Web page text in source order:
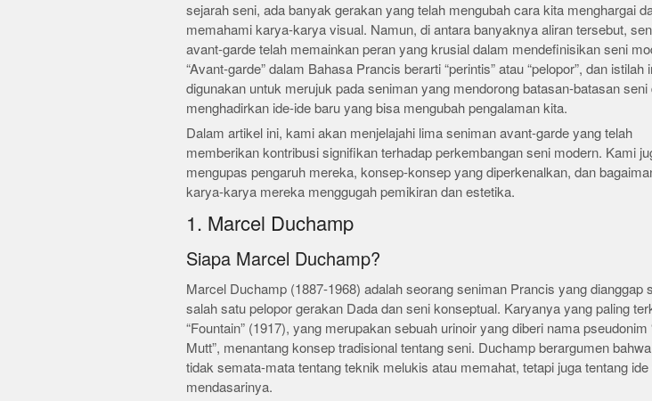
sejarah seni, ada banyak gerakan yang telah mengubah cara kita menghargai
memahami karya-karya visual. Namun, di antara banyaknya aliran tersebut,
avant-garde telah memainkan peran yang krusial dalam mendefinisikan seni
“Avant-garde” dalam Bahasa Prancis berarti “perintis” atau “pelopor”, dan istilah
digunakan untuk merujuk pada seniman yang mendorong batasan-batasan seni
menghadirkan ide-ide baru yang bisa mengubah pengalaman kita.
Dalam artikel ini, kami akan menjelajahi lima seniman avant-garde yang telah
memberikan kontribusi signifikan terhadap perkembangan seni modern. Kami
mengupas pengaruh mereka, konsep-konsep yang diperkenalkan, dan
karya-karya mereka menggugah pemikiran dan estetika.
1. Marcel Duchamp
Siapa Marcel Duchamp?
Marcel Duchamp (1887-1968) adalah seorang seniman Prancis yang dianggap
salah satu pelopor gerakan Dada dan seni konseptual. Karyanya yang paling
“Fountain” (1917), yang merupakan sebuah urinoir yang diberi nama pseudonim
Mutt”, menantang konsep tradisional tentang seni. Duchamp berargumen
tidak semata-mata tentang teknik melukis atau memahat, tetapi juga tentang ide
mendasarinya.